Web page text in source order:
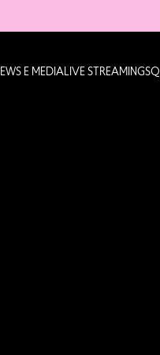
E MEDIALIVE STREAMING